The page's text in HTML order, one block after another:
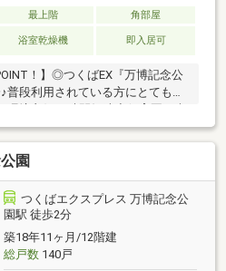
最上階
角部屋
浴室乾燥機 即入居可
！】◎つくばEX『万博記念公
普段利用されている方にとても便
境良好♪♪時間短縮◇保育園・病
8分以内◇◎最上階☆角部屋☆東
らの景色が日々の疲れも癒されま
屋エアコン付き・各部屋収納付
部屋を保てそうです♪◎オートロ
ンつきなので、安心・安全に暮す
辺環境■・諏訪公園まで徒歩2分・
歩4分・つくばキッズクリニッ
ミまで徒歩7分
園
つくばエクスプレス 万博記念公
園駅 徒歩2分
築18年11ヶ月/12階建
総戸数140戸